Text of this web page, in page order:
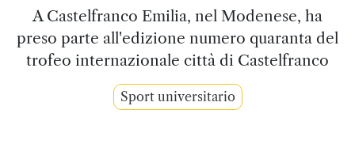
A Castelfranco Emilia, nel Modenese, ha
preso parte all'edizione numero quaranta del
trofeo internazionale città di Castelfranco
Sport universitario